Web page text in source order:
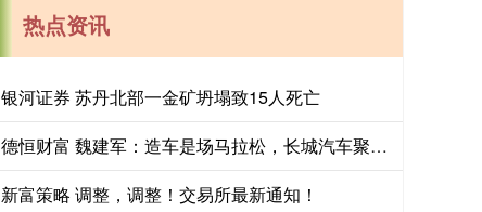
热点资讯
银河证券 苏丹北部一金矿坍塌致15人死亡
德恒财富 魏建军：造车是场马拉松，长城汽车聚焦长期主义与有质量的市占率
新富策略 调整，调整！交易所最新通知！